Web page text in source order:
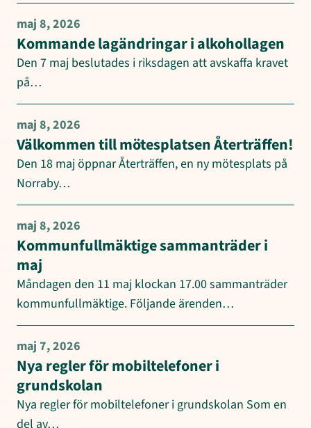
maj 8, 2026
Kommande lagändringar i alkohollagen
Den 7 maj beslutades i riksdagen att avskaffa kravet
på…
maj 8, 2026
Välkommen till mötesplatsen Återträffen!
Den 18 maj öppnar Återträffen, en ny mötesplats på
Norraby…
maj 8, 2026
Kommunfullmäktige sammanträder i
maj
Måndagen den 11 maj klockan 17.00 sammanträder
kommunfullmäktige. Följande ärenden…
maj 7, 2026
Nya regler för mobiltelefoner i
grundskolan
Nya regler för mobiltelefoner i grundskolan Som en
del av…